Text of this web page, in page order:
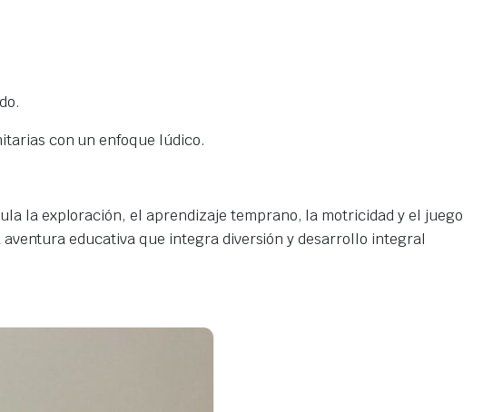
con un enfoque lúdico.
la exploración, el aprendizaje temprano, la motricidad y el juego
educativa que integra diversión y desarrollo integral